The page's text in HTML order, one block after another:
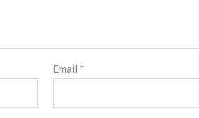
Email *